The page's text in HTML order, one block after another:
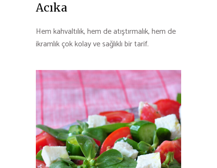
Acıka
Hem kahvaltılık, hem de atıştırmalık, hem de
ikramlık çok kolay ve sağlıklı bir tarif.